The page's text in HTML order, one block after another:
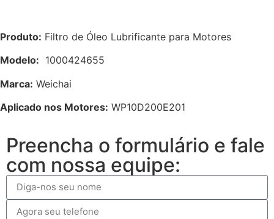
Produto: Filtro de Óleo Lubrificante para Motores
Modelo: 1000424655
Marca: Weichai
Aplicado nos Motores: WP10D200E201
Preencha o formulário e fale
com nossa equipe: